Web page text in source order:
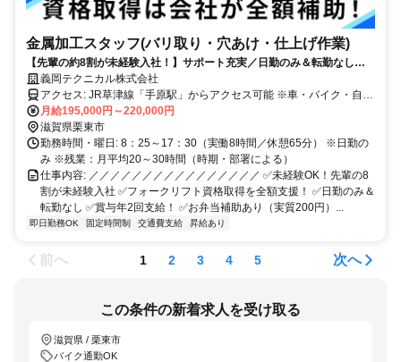
金属加工スタッフ(バリ取り・穴あけ・仕上げ作業)
【先輩の約8割が未経験入社！】サポート充実／日勤のみ＆転勤なし／
賞与年2回／お弁当補助あり
義岡テクニカル株式会社
アクセス: JR草津線「手原駅」からアクセス可能 ※車・バイク・自転
車通勤OK（無料駐車場あり） ※交通費規定支給
月給195,000円～220,000円
滋賀県栗東市
勤務時間・曜日: 8：25～17：30（実働8時間／休憩65分） ※日勤の
み ※残業：月平均20～30時間（時期・部署による）
仕事内容: ／／／／／／／／／／／／／／／／ ✅未経験OK！先輩の8
割が未経験入社 ✅フォークリフト資格取得を全額支援！ ✅日勤のみ＆
転勤なし ✅賞与年2回支給！ ✅お弁当補助あり（実質200円）...
即日勤務OK 固定時間制 交通費支給 昇給あり
前へ 1 2 3 4 5 次へ
この条件の新着求人を受け取る
滋賀県 / 栗東市
バイク通勤OK